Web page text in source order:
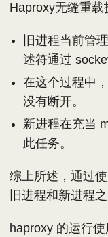
Haproxy无缝重载
旧进程当前管
述符通过
在这个过程中
没有断开。
新进程在充当
此任务。
综上所述，通过
旧进程和新进程
haproxy 的运行